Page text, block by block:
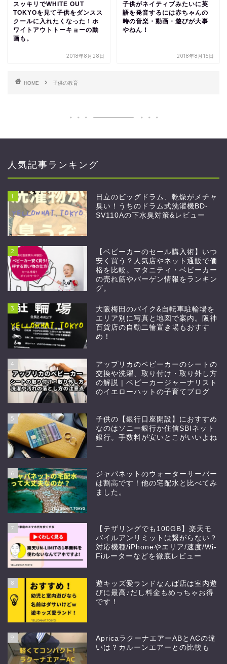
スッキリでWHITE OUT
TOKYOを見て子供をダンスス
クールに入れたくなった！ホ
ワイトアウトトーキョーの動
画も。
2018年8月28日
子供がネイティブみたいに英
語を発音するには赤ちゃんの
時の音楽・動画・遊びが大事
やねん！
2018年8月16日
HOME 子供の教育
人気記事ランキング
1
日立のビッグドラム、乾燥がメチャ
臭い！うちのドラム式洗濯機BD-
SV110Aの下水臭対策&レビュー
2
【ベビーカーのセール購入術】いつ
安く買う？人気店やネット通販で価
格を比較。マタニティ・ベビーカー
の売れ筋やバーゲン情報をランキン
グ。
3
大阪梅田のバイク&自転車駐輪場を
エリア別に写真と地図で案内。阪神
百貨店の自動二輪置き場もおすす
め！
4
アップリカのベビーカーのシートの
交換や洗濯、取り付け・取り外し方
の解説 | ベビーカージャーナリスト
のイエローハットの子育てブログ
5
子供の【銀行口座開設】におすすめ
なのはソニー銀行か住信SBIネット
銀行。手数料が安いとこがいいよね
ー
6
ジャパネットのウォーターサーバー
は割高です！他の宅配水と比べてみ
ました。
7
【テザリングでも100GB】楽天モ
バイルアンリミットは繋がらない？
対応機種/iPhoneやエリア/速度/Wi-
Fiルーターなどを徹底レビュー
8
遊キッズ愛ランドなんば店は室内遊
びに最高♪だし料金もめっちゃお得
です！
9
ApricaラクーナエアーABとACの違
いは？カルーンエアーとの比較も